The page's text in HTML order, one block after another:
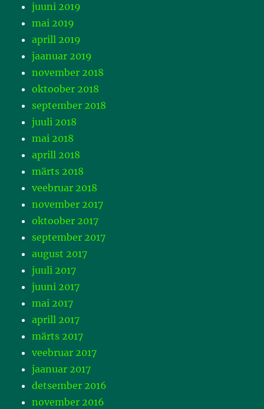
juuni 2019
mai 2019
aprill 2019
jaanuar 2019
november 2018
oktoober 2018
september 2018
juuli 2018
mai 2018
aprill 2018
märts 2018
veebruar 2018
november 2017
oktoober 2017
september 2017
august 2017
juuli 2017
juuni 2017
mai 2017
aprill 2017
märts 2017
veebruar 2017
jaanuar 2017
detsember 2016
november 2016